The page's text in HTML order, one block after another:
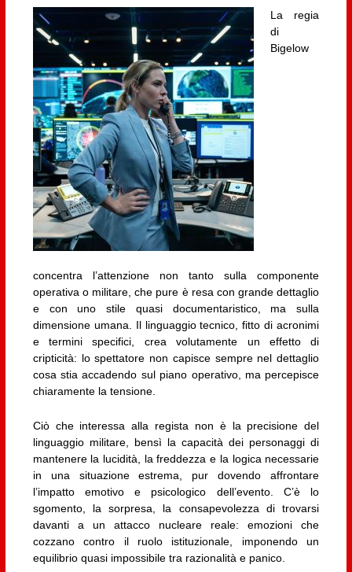
La regia
di
Bigelow
concentra l’attenzione non tanto sulla componente
operativa o militare, che pure è resa con grande dettaglio
e con uno stile quasi documentaristico, ma sulla
dimensione umana. Il linguaggio tecnico, fitto di acronimi
e termini specifici, crea volutamente un effetto di
cripticità: lo spettatore non capisce sempre nel dettaglio
cosa stia accadendo sul piano operativo, ma percepisce
chiaramente la tensione.
Ciò che interessa alla regista non è la precisione del
linguaggio militare, bensì la capacità dei personaggi di
mantenere la lucidità, la freddezza e la logica necessarie
in una situazione estrema, pur dovendo affrontare
l’impatto emotivo e psicologico dell’evento. C’è lo
sgomento, la sorpresa, la consapevolezza di trovarsi
davanti a un attacco nucleare reale: emozioni che
cozzano contro il ruolo istituzionale, imponendo un
equilibrio quasi impossibile tra razionalità e panico.